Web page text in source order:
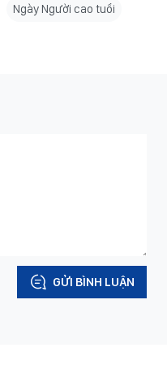
Ngày Người cao tuổi
GỬI BÌNH LUẬN